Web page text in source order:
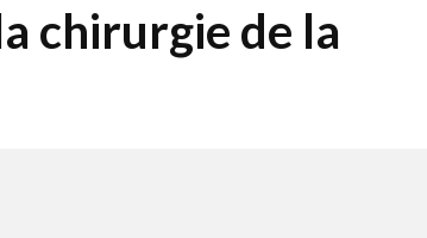
chirurgie de la